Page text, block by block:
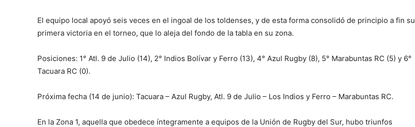
El equipo local apoyó seis veces en el ingoal de los toldenses, y de esta forma consolidó de principio a fin su
primera victoria en el torneo, que lo aleja del fondo de la tabla en su zona.
Posiciones: 1° Atl. 9 de Julio (14), 2° Indios Bolívar y Ferro (13), 4° Azul Rugby (8), 5° Marabuntas RC (5) y 6°
Tacuara RC (0).
Próxima fecha (14 de junio): Tacuara – Azul Rugby, Atl. 9 de Julio – Los Indios y Ferro – Marabuntas RC.
En la Zona 1, aquella que obedece íntegramente a equipos de la Unión de Rugby del Sur, hubo triunfos